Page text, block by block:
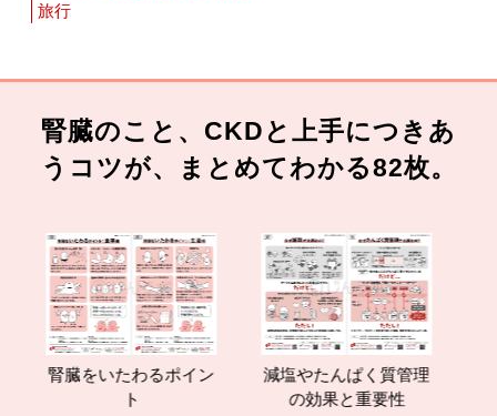
旅行
腎臓のこと、CKDと上手につきあ
うコツが、まとめてわかる82枚。
いたわるポイン
減塩やたんぱく質管理
の効果と重要性
腎臓の運動